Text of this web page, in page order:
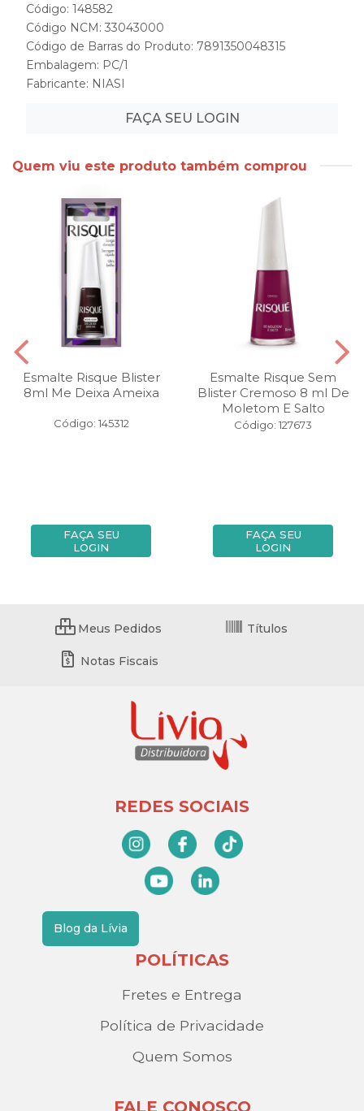
Código: 148582
Código NCM: 33043000
Código de Barras do Produto: 7891350048315
Embalagem: PC/1
Fabricante: NIASI
FAÇA SEU LOGIN
Quem viu este produto também comprou
Esmalte Risque Blister
8ml Me Deixa Ameixa
Código: 145312
FAÇA SEU
LOGIN
Esmalte Risque Sem
Blister Cremoso 8 ml De
Moletom E Salto
Código: 127673
FAÇA SEU
LOGIN
Meus Pedidos Títulos
Notas Fiscais
REDES SOCIAIS
Blog da Lívia
POLÍTICAS
Fretes e Entrega
Política de Privacidade
Quem Somos
FALE CONOSCO